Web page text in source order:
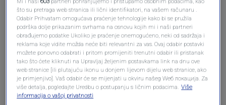
Oglas
što su pretraga web stranica ili lični identifikatori, na vašem računaru .
Odabir Prihvatam omogućava praćenje tehnologije kako bi se pružila
podrška dolje prikazanim svrhama na osnovu kojih mi i naši partneri
obrađujemo podatke Ukoliko je praćenje onemogućeno, neki od sadržaja i
reklama koje vidite možda neće biti relevantni za vas. Ovaj odabir postavki
možete ponovno odabrati i pritom promijeniti trenutni odabir ili pristanak
tako što ćete kliknuti na Upravljaj željenim postavkama link na dnu ove
web stranice [ili plutajuću ikonu u donjem lijevom dijelu web stranice, ako
je primjenjivo]. Vaš odabir će se mijenjati u okviru našeg Wеб локација. Za
više detalja, pogledajte Uredbu o postupanju s ličnim podacima. Više
informacija o vašoj privatnosti